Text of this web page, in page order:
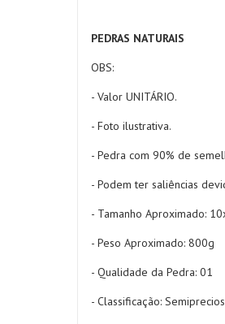
PEDRAS NATURAIS
OBS:
- Valor UNITÁRIO.
- Foto ilustrativa.
- Pedra com 90% de
- Podem ter saliências
- Tamanho Aproximado:
- Peso Aproximado: 800g
- Qualidade da Pedra: 01
- Classificação: